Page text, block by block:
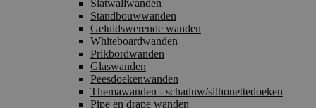
Slatwallwanden
Standbouwwanden
Geluidswerende wanden
Whiteboardwanden
Prikbordwanden
Glaswanden
Peesdoekenwanden
Themawanden - schaduw/silhouettedoeken
Pipe en drape wanden